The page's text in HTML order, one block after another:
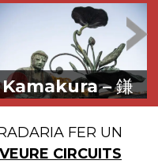
Kamakura –鎌
倉
Budisme i
xintoisme prop
FER UN
VEURE CIRCUITS